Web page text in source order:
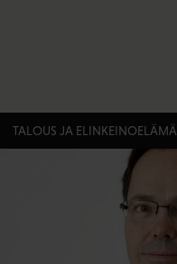
TALOUS JA ELINKEINOELÄMÄ